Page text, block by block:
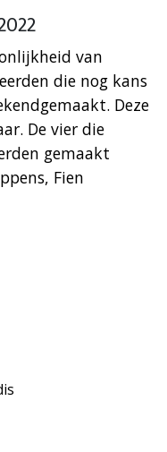
van
die nog kans
Deze
De vier die
gemaakt
Fien